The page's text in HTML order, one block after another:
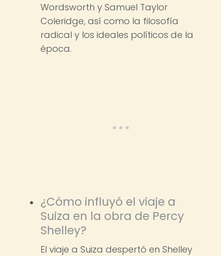
Wordsworth y Samuel Taylor
Coleridge, así como la filosofía
radical y los ideales políticos de la
época.
¿Cómo influyó el viaje a
Suiza en la obra de Percy
Shelley?
El viaje a Suiza despertó en Shelley